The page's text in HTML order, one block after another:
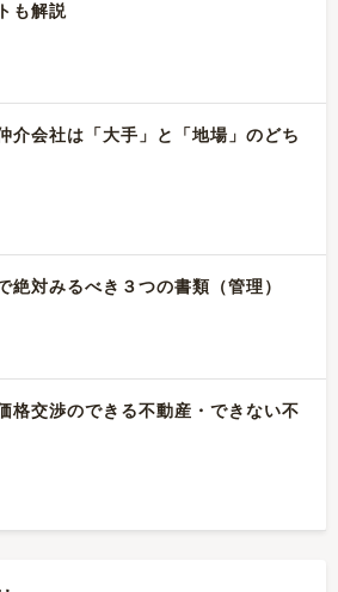
も解説
介会社は「大手」と「地場」のどち
絶対みるべき３つの書類（管理）
格交渉のできる不動産・できない不